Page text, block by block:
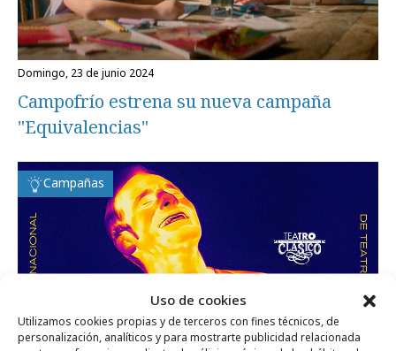
Uso de cookies
Utilizamos cookies propias y de terceros con fines técnicos, de
personalización, analíticos y para mostrarte publicidad relacionada
domingo, 23 de junio 2024
Campofrío estrena su nueva campaña
"Equivalencias"
Campañas